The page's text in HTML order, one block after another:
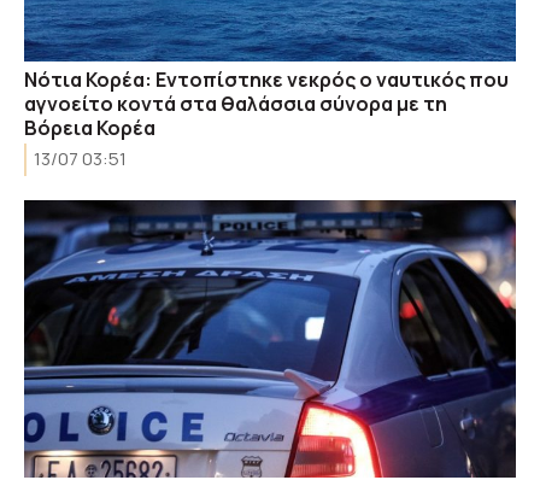
Νότια Κορέα: Εντοπίστηκε νεκρός ο ναυτικός που
αγνοείτο κοντά στα θαλάσσια σύνορα με τη
Βόρεια Κορέα
13/07 03:51